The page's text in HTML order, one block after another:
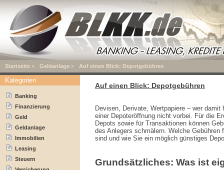
Startseite » Geldanlage » Auf einen Blick: Depotgebühren
Auf einen Blick: Depotgebühren
Devisen, Derivate, Wertpapiere – wer
einer Depoteröffnung nicht vorbei. Für die
Depots sowie für Transaktionen können
des Anlegers schmälern. Welche Gebühren
sind und wie Sie ein möglich günstiges
Grundsätzliches: Was ist
Kategorien
Banking
Finanzierung
Geld
Geldanlage
Immobilien
Leasing
Steuern